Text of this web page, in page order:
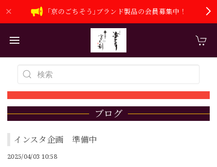
｢京のごちそう｣ブランド製品の会員募集中！
ブログ
インスタ企画 準備中
2025/04/03 10:58